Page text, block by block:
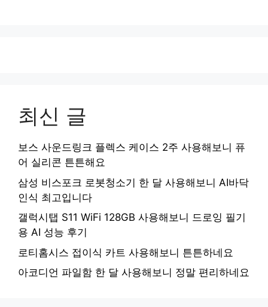
최신 글
보스 사운드링크 플렉스 케이스 2주 사용해보니 퓨
어 실리콘 튼튼해요
삼성 비스포크 로봇청소기 한 달 사용해보니 AI바닥
인식 최고입니다
갤럭시탭 S11 WiFi 128GB 사용해보니 드로잉 필기
용 AI 성능 후기
로티홈시스 접이식 카트 사용해보니 튼튼하네요
아코디언 파일함 한 달 사용해보니 정말 편리하네요